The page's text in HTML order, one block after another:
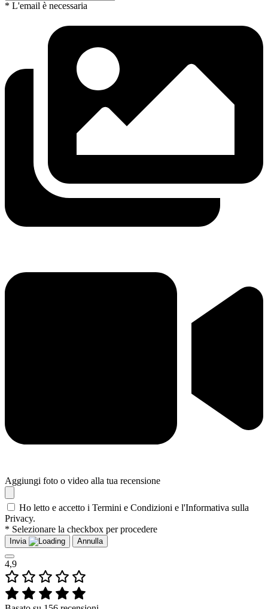
* L'email è necessaria
Aggiungi foto o video alla tua recensione
Ho letto e accetto i Termini e Condizioni e l'Informativa sulla
Privacy.
* Selezionare la checkbox per procedere
Invia Annulla
4,9